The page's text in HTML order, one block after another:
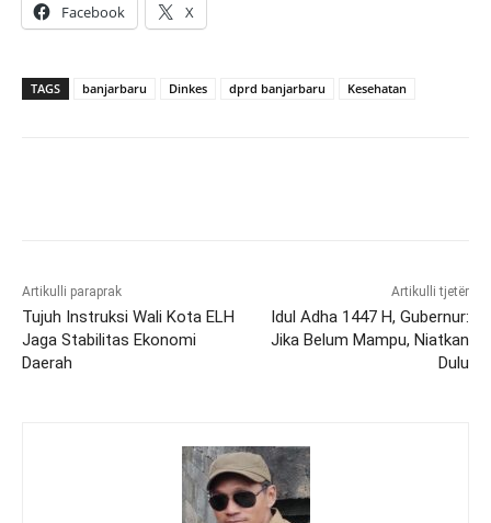
Facebook X
TAGS banjarbaru Dinkes dprd banjarbaru Kesehatan
Artikulli paraprak
Tujuh Instruksi Wali Kota ELH
Jaga Stabilitas Ekonomi
Daerah
Artikulli tjetër
Idul Adha 1447 H, Gubernur:
Jika Belum Mampu, Niatkan
Dulu